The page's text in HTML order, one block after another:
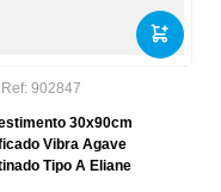
902847
30x90cm
Vibra Agave
Tipo A Eliane